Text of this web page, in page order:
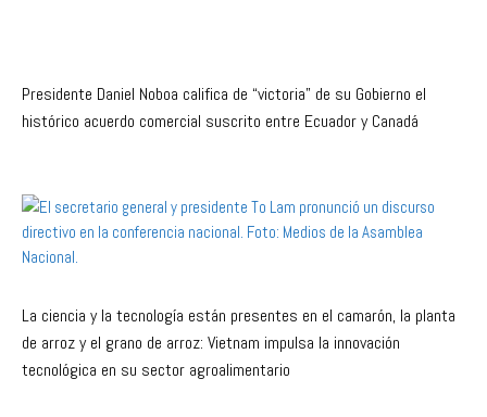
Presidente Daniel Noboa califica de “victoria” de su Gobierno el
histórico acuerdo comercial suscrito entre Ecuador y Canadá
La ciencia y la tecnología están presentes en el camarón, la planta
de arroz y el grano de arroz: Vietnam impulsa la innovación
tecnológica en su sector agroalimentario